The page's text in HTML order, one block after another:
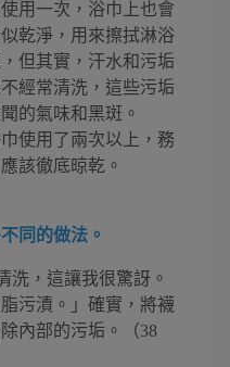
用一次，浴巾上也會
乾淨，用來擦拭淋浴
但其實，汗水和污垢
經常清洗，這些污垢
的氣味和黑斑。
使用了兩次以上，務
該徹底晾乾。
同的做法。
洗，這讓我很驚訝。
污漬。」確實，將襪
內部的污垢。（38